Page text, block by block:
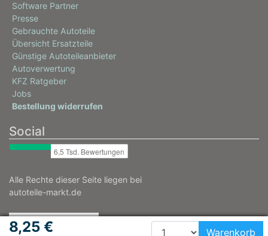
8,25 € Warenkorb
Software Partner
Presse
Gebrauchte Autoteile
Übersicht Ersatzteile
Günstige Autoteileanbieter
Autoverwertung
KFZ Ratgeber
Jobs
Bestellung widerrufen
Social
Alle Rechte dieser Seite liegen bei
autoteile-markt.de